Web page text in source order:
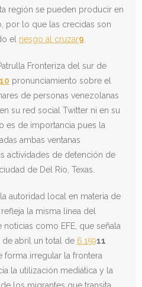
región se pueden producir en
por lo que las crecidas son
el riesgo al cruzar9
Fronteriza del sur de
10 pronunciamiento sobre el
de personas venezolanas
su red social Twitter ni en su
es de importancia pues la
ambas ventanas
actividades de detención de
de Del Río, Texas.
autoridad local en materia de
la misma línea del
como EFE, que señala
abril un total de 6.15911
forma irregular la frontera
la utilización mediática y la
los migrantes que transita